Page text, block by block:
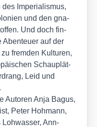
Impe­ria­lis­mus,
und den gna­
Und doch fin­
auf der
frem­den Kul­tu­ren,
Schau­plät­
Leid und
Autoren Anja Bagus,
Peter Hoh­mann,
Ann-